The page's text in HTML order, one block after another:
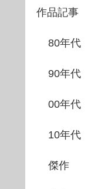
作品記事
80年代
90年代
00年代
10年代
傑作